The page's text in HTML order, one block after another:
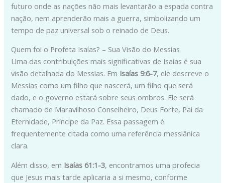
futuro onde as nações não mais levantarão a espada contra
nação, nem aprenderão mais a guerra, simbolizando um
tempo de paz universal sob o reinado de Deus.
Quem foi o Profeta Isaías? – Sua Visão do Messias
Uma das contribuições mais significativas de Isaías é sua
visão detalhada do Messias. Em Isaías 9:6-7, ele descreve o
Messias como um filho que nascerá, um filho que será
dado, e o governo estará sobre seus ombros. Ele será
chamado de Maravilhoso Conselheiro, Deus Forte, Pai da
Eternidade, Príncipe da Paz. Essa passagem é
frequentemente citada como uma referência messiânica
clara.
Além disso, em Isaías 61:1-3, encontramos uma profecia
que Jesus mais tarde aplicaria a si mesmo, conforme